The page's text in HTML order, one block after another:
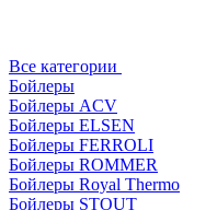
Все категории
Бойлеры
Бойлеры ACV
Бойлеры ELSEN
Бойлеры FERROLI
Бойлеры ROMMER
Бойлеры Royal Thermo
Бойлеры STOUT